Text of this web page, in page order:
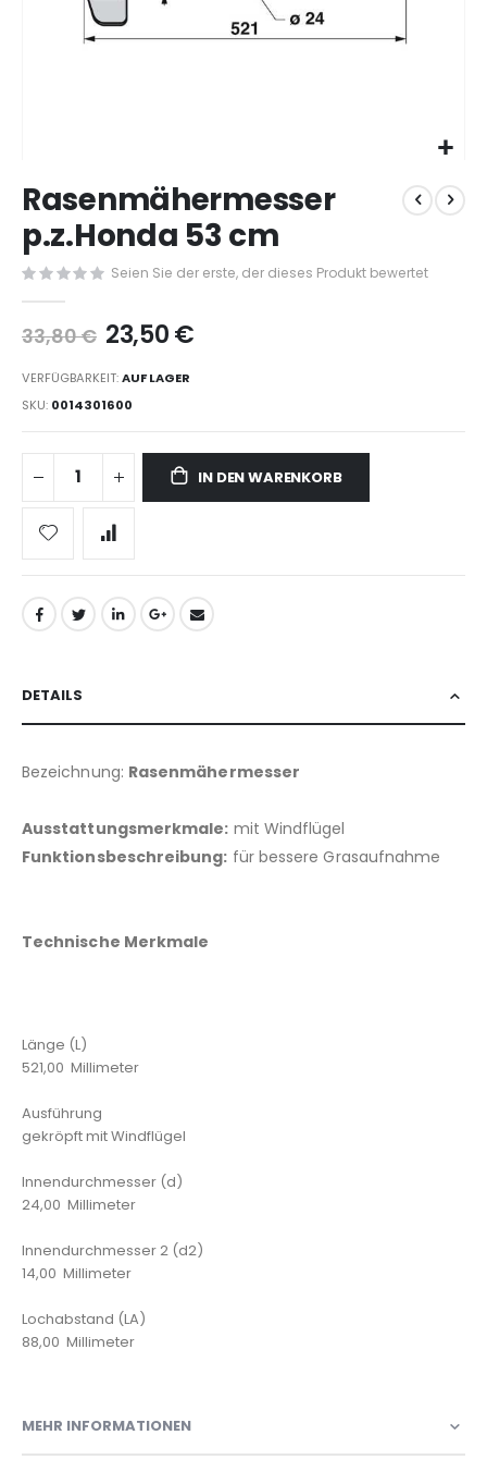
Anfang
der
Bildergalerie
springen
Rasenmähermesser
p.z.Honda 53 cm
Seien Sie der erste, der dieses Produkt bewertet
33,80 € 23,50 €
VERFÜGBARKEIT:AUF LAGER
SKU 0014301600
IN DEN WARENKORB
DETAILS
Bezeichnung: Rasenmähermesser
Ausstattungsmerkmale: mit Windflügel
Funktionsbeschreibung: für bessere Grasaufnahme
Technische Merkmale
Länge (L)
521,00 Millimeter
Ausführung
gekröpft mit Windflügel
Innendurchmesser (d)
24,00 Millimeter
Innendurchmesser 2 (d2)
14,00 Millimeter
Lochabstand (LA)
88,00 Millimeter
MEHR INFORMATIONEN